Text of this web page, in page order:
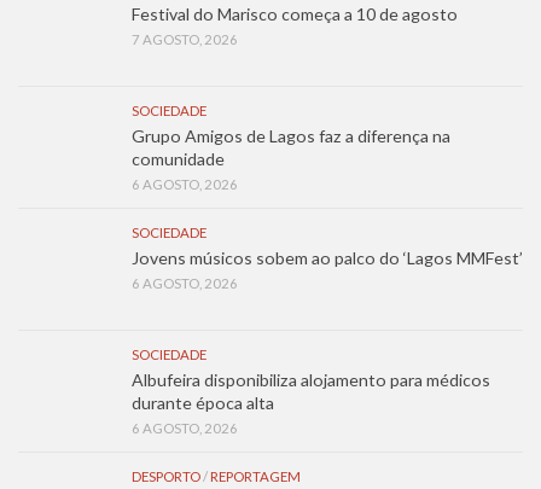
Festival do Marisco começa a 10 de agosto
7 AGOSTO, 2026
SOCIEDADE
Grupo Amigos de Lagos faz a diferença na
comunidade
6 AGOSTO, 2026
SOCIEDADE
Jovens músicos sobem ao palco do ‘Lagos MMFest’
6 AGOSTO, 2026
SOCIEDADE
Albufeira disponibiliza alojamento para médicos
durante época alta
6 AGOSTO, 2026
DESPORTO / REPORTAGEM